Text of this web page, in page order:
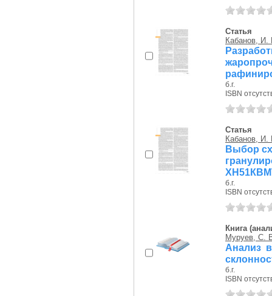
Статья
Кабанов, И.
б.г.
ISBN
Статья
Кабанов, И.
Выбор
б.г.
ISBN
Книга
Муруев, С.
Анализ
б.г.
ISBN